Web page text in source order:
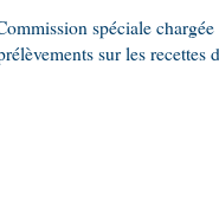
spéciale
sur les